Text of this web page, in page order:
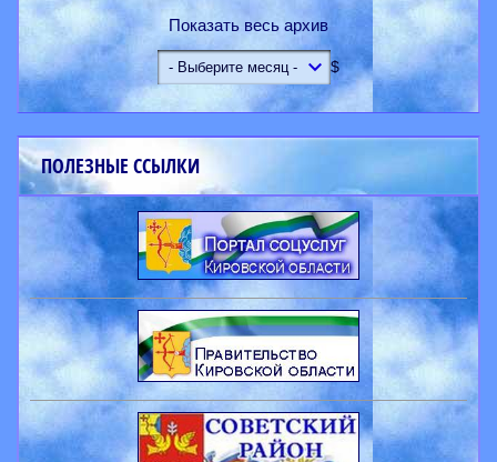
Показать весь архив
$
ПОЛЕЗНЫЕ ССЫЛКИ